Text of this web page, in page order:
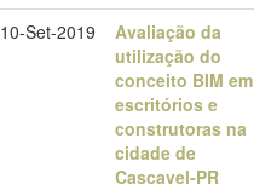
10-Set-2019
Avaliação da
utilização do
conceito BIM em
escritórios e
construtoras na
cidade de
Cascavel-PR